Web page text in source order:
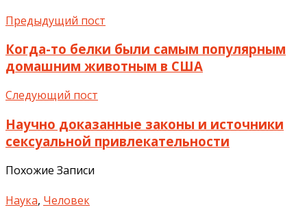
Предыдущий пост
Когда-то белки были самым популярным
домашним животным в США
Следующий пост
Научно доказанные законы и источники
сексуальной привлекательности
Похожие Записи
Наука, Человек